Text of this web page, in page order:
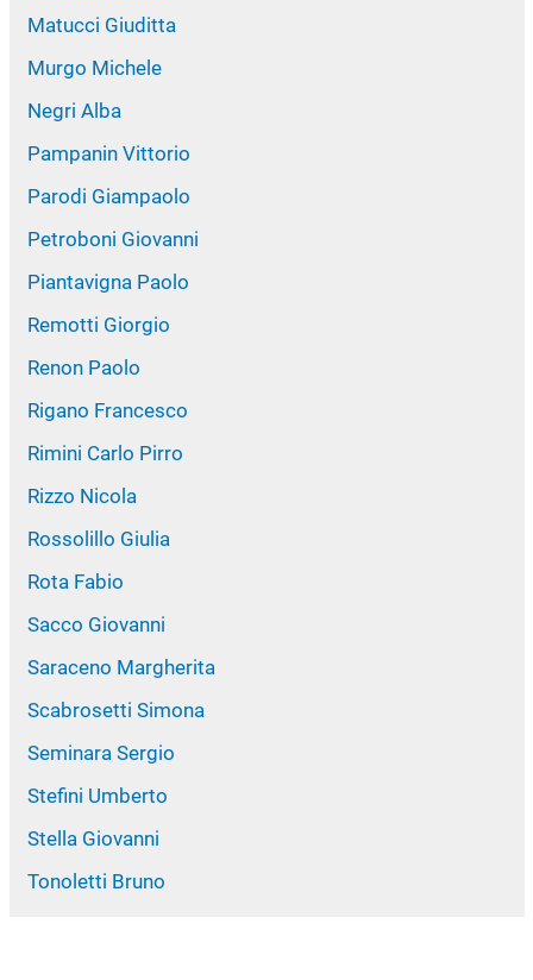
Matucci Giuditta
Murgo Michele
Negri Alba
Pampanin Vittorio
Parodi Giampaolo
Petroboni Giovanni
Piantavigna Paolo
Remotti Giorgio
Renon Paolo
Rigano Francesco
Rimini Carlo Pirro
Rizzo Nicola
Rossolillo Giulia
Rota Fabio
Sacco Giovanni
Saraceno Margherita
Scabrosetti Simona
Seminara Sergio
Stefini Umberto
Stella Giovanni
Tonoletti Bruno